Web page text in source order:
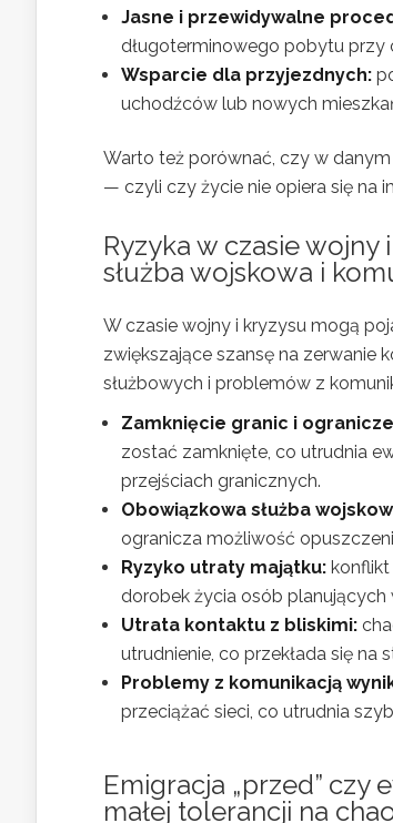
Jasne i przewidywalne
długoterminowego pobytu przy
Wsparcie dla przyjezdnych:
uchodźców lub nowych
Warto też porównać, czy w
— czyli czy życie nie opiera się na
Ryzyka w czasie
służba wojskowa i
W czasie wojny i kryzysu mogą
zwiększające szansę na zerwanie
służbowych i problemów z
Zamknięcie granic i
zostać zamknięte, co utrudnia
przejściach granicznych.
Obowiązkowa służba
ogranicza możliwość
Ryzyko utraty majątku:
dorobek życia osób planujących
Utrata kontaktu z bliskimi:
utrudnienie, co przekłada się na
Problemy z komunikacją
przeciążać sieci, co utrudnia
Emigracja „przed” czy
małej tolerancji na